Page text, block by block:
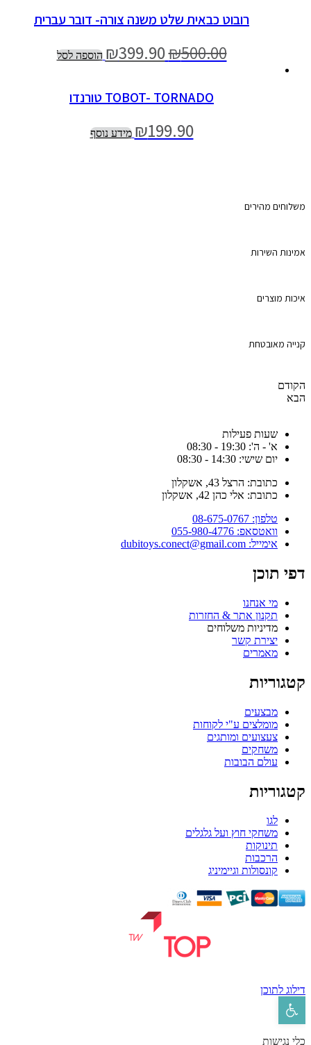
רובוט כבאית שלט משנה צורה- דובר עברית
₪500.00
₪399.90 הוספה לסל
TOBOT- TORNADO טורנדו
₪199.90 מידע נוסף
משלוחים מהירים
אמינות השירות
איכות מוצרים
קנייה מאובטחת
הקודם
הבא
שעות פעילות
א' - ה': 19:30 - 08:30
יום שישי: 14:30 - 08:30
כתובת: הרצל 43, אשקלון
כתובת: אלי כהן 42, אשקלון
טלפון: 08-675-0767
וואטסאפ: 055-980-4776
אימייל: dubitoys.conect@gmail.com
דפי תוכן
מי אנחנו
תקנון אתר & החזרות
מדיניות משלוחים
יצירת קשר
מאמרים
קטגוריות
מבצעים
מומלצים ע"י לקוחות
צעצועים ומותגים
משחקים
עולם הבובות
קטגוריות
לגו
משחקי חוץ ועל גלגלים
תינוקות
הרכבות
קונסולות וגיימיניג
דילוג לתוכן
פתח סרגל נגישות
כלי נגישות